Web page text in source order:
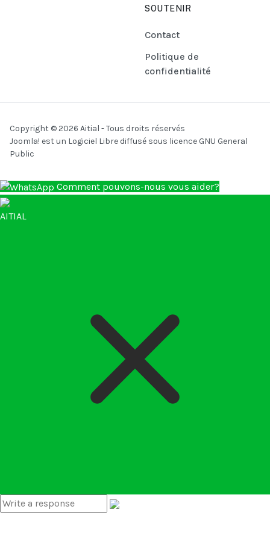
SOUTENIR
Contact
Politique de
confidentialité
Copyright © 2026 Aitial - Tous droits réservés
Joomla! est un Logiciel Libre diffusé sous licence GNU General
Public
Comment pouvons-nous vous aider?
AITIAL